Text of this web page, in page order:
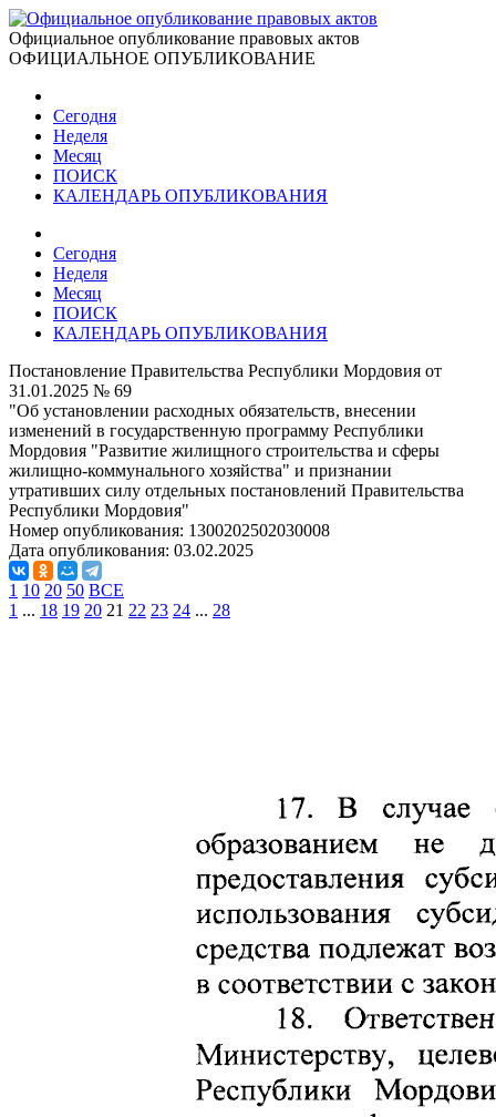
Официальное опубликование правовых актов
ОФИЦИАЛЬНОЕ ОПУБЛИКОВАНИЕ
Сегодня
Неделя
Месяц
ПОИСК
КАЛЕНДАРЬ ОПУБЛИКОВАНИЯ
Сегодня
Неделя
Месяц
ПОИСК
КАЛЕНДАРЬ ОПУБЛИКОВАНИЯ
Постановление Правительства Республики Мордовия от
31.01.2025 № 69
"Об установлении расходных обязательств, внесении
изменений в государственную программу Республики
Мордовия "Развитие жилищного строительства и сферы
жилищно-коммунального хозяйства" и признании
утративших силу отдельных постановлений Правительства
Республики Мордовия"
Номер опубликования: 1300202502030008
Дата опубликования: 03.02.2025
1 10 20 50 ВСЕ
1 ... 18 19 20 21 22 23 24 ... 28